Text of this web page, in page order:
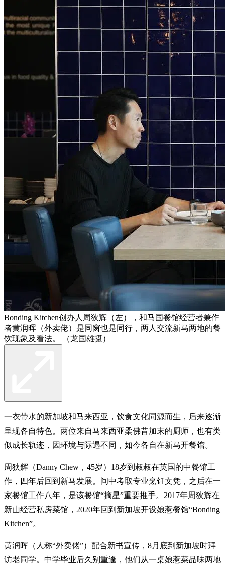
Bonding Kitchen创办人周狄辉（左），和马国餐馆经营者兼作
者黄润晖（外卖佬）是同窗也是同行，两人交流新马两地的餐
饮现象及看法。 （龙国雄摄）
一衣带水的新加坡和马来西亚，饮食文化同源而生，后来逐渐
呈现各自特色。两位来自马来西亚柔佛昔加末的厨师，也有类
似成长轨迹，因环境与际遇不同，如今各自在新马开餐馆。
周狄辉（Danny Chew，45岁）18岁到叔叔在英国的中餐馆工
作，四年后回到新马发展。间中考取专业烹饪文凭，之后在一
家餐馆工作八年，是该餐馆“摘星”重要推手。2017年周狄辉在
新山经营私房菜馆，2020年回到新加坡开设娘惹餐馆“Bonding
Kitchen”。
黄润晖（人称“外卖佬”）配合新书宣传，8月底到新加坡时拜
访老同学。中学毕业后久别重逢，他们从一桌娘惹菜品味两地